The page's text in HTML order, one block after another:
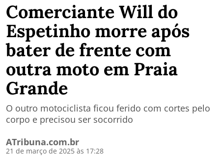
Comerciante Will do
Espetinho morre após
bater de frente com
outra moto em Praia
Grande
O outro motociclista ficou ferido com cortes pelo
corpo e precisou ser socorrido
ATribuna.com.br
21 de março de 2025 às 17:28